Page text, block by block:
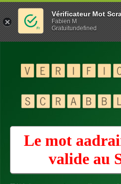
Le mot
valide au
Vérificateur Mot
Fabien M
Gratuitundefined